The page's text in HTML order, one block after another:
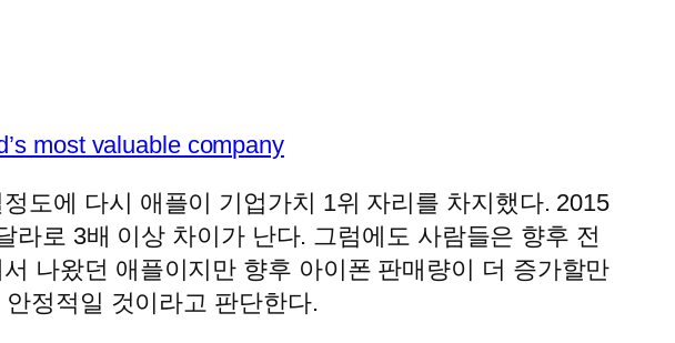
most valuable company
도에 다시 애플이 기업가치 1위 자리를 차지했다. 2015
로 3배 이상 차이가 난다. 그럼에도 사람들은 향후 전
나왔던 애플이지만 향후 아이폰 판매량이 더 증가할만
정적일 것이라고 판단한다.